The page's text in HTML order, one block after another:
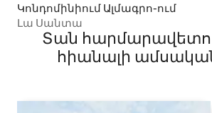
Կոնդոմինիում Ալմագրո-ում
Լա Սանտա
Տան
հիանալի